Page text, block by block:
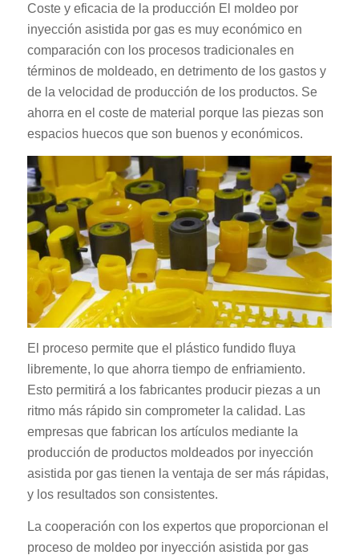
Coste y eficacia de la producción El moldeo por
inyección asistida por gas es muy económico en
comparación con los procesos tradicionales en
términos de moldeado, en detrimento de los gastos y
de la velocidad de producción de los productos. Se
ahorra en el coste de material porque las piezas son
espacios huecos que son buenos y económicos.
El proceso permite que el plástico fundido fluya
libremente, lo que ahorra tiempo de enfriamiento.
Esto permitirá a los fabricantes producir piezas a un
ritmo más rápido sin comprometer la calidad. Las
empresas que fabrican los artículos mediante la
producción de productos moldeados por inyección
asistida por gas tienen la ventaja de ser más rápidas,
y los resultados son consistentes.
La cooperación con los expertos que proporcionan el
proceso de moldeo por inyección asistida por gas